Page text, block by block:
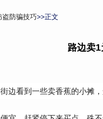
盗防骗技巧>>正文
路边卖1
边看到一些卖香蕉的小摊